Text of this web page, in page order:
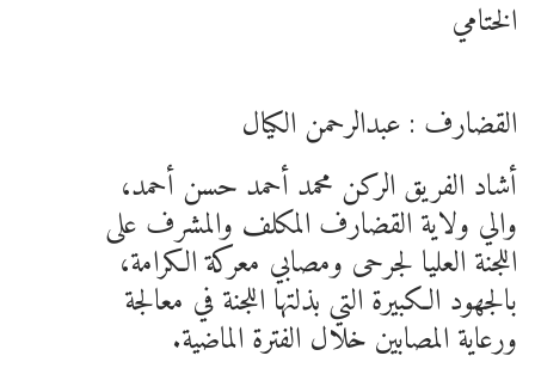
الختامي
القضارف : عبدالرحمن الكيال
أشاد الفريق الركن محمد أحمد حسن أحمد،
والي ولاية القضارف المكلف والمشرف على
اللجنة العليا لجرحى ومصابي معركة الكرامة،
بالجهود الكبيرة التي بذلتها اللجنة في معالجة
ورعاية المصابين خلال الفترة الماضية.